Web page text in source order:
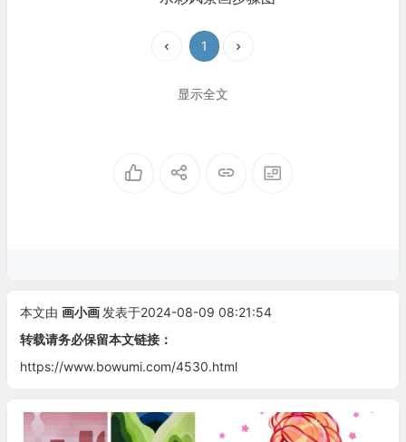
1
显示全文
本文由 画小画 发表于2024-08-09 08:21:54
转载请务必保留本文链接：
https://www.bowumi.com/4530.html